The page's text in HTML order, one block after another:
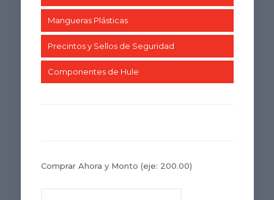
Mangueras Plásticas
Precintos y Sellos de Seguridad
Componentes de Hule
Comprar Ahora y Monto (eje: 200.00)